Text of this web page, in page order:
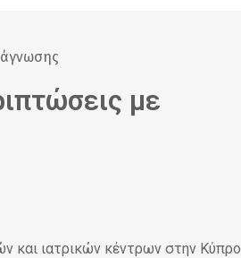
με
και ιατρικών κέντρων στην Κύπρο.